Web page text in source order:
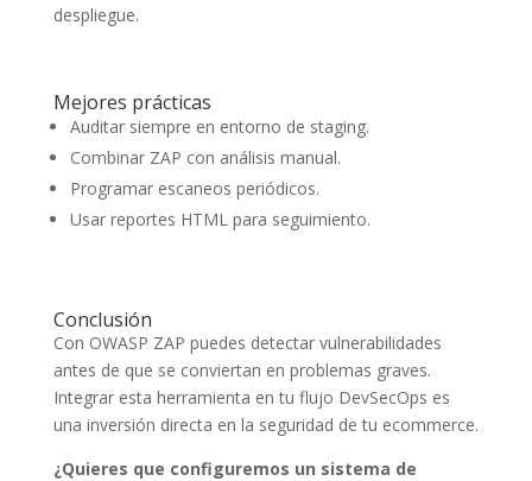
despliegue.
Mejores prácticas
Auditar siempre en entorno de staging.
Combinar ZAP con análisis manual.
Programar escaneos periódicos.
Usar reportes HTML para seguimiento.
Conclusión
Con OWASP ZAP puedes detectar vulnerabilidades
antes de que se conviertan en problemas graves.
Integrar esta herramienta en tu flujo DevSecOps es
una inversión directa en la seguridad de tu ecommerce.
¿Quieres que configuremos un sistema de